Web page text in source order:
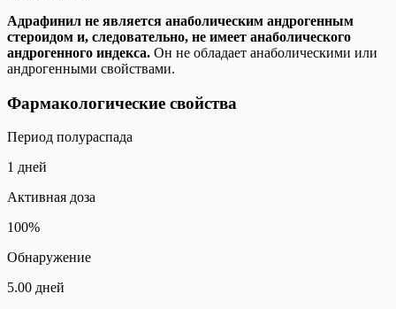
Адрафинил не является анаболическим андрогенным
стероидом и, следовательно, не имеет анаболического
андрогенного индекса. Он не обладает анаболическими или
андрогенными свойствами.
Фармакологические свойства
Период полураспада
1 дней
Активная доза
100%
Обнаружение
5.00 дней